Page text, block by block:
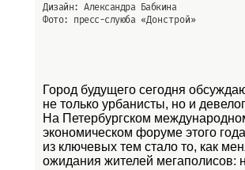
Дизайн: Александра Бабкина
Фото: пресс-слуюба «Донстрой»
Город будущего сегодня
не только урбанисты, но и
На Петербургском
экономическом форуме этого
из ключевых тем стало то, как
ожидания жителей мегаполисов: